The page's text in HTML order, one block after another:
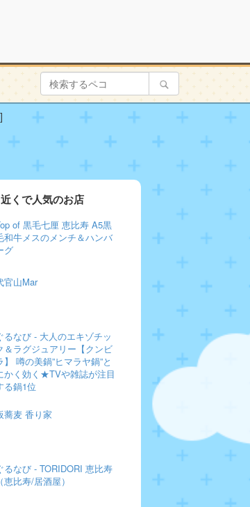
近くで人気のお店
of 黒毛七厘 恵比寿 A5黒
和牛メスのメンチ＆ハンバ
グ
官山Mar
るなび - 大人のエキゾチッ
＆ラグジュアリー【クンビ
】 噂の美鍋”ヒマラヤ鍋”と
かく効く★TVや雑誌が注目
る鍋1位
蕎麦 香り家
るなび - TORIDORI 恵比寿
（恵比寿/居酒屋）